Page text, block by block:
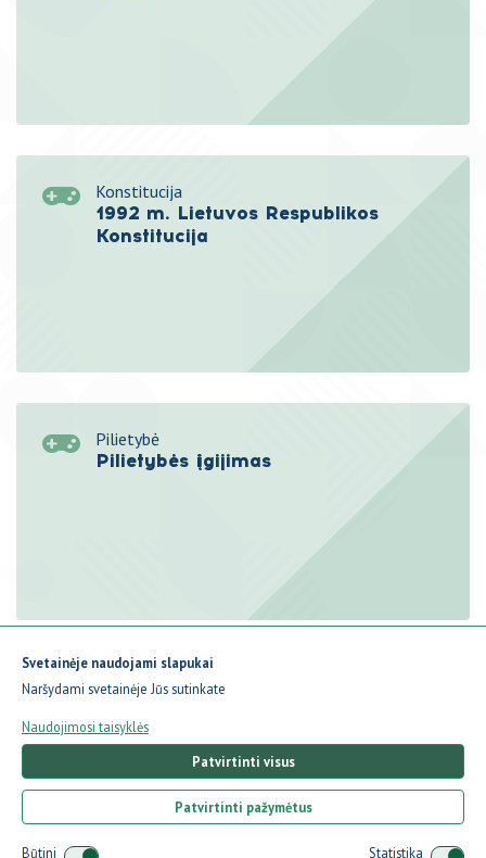
Konstitucija
1992 m. Lietuvos Respublikos
Konstitucija
Pilietybė
Pilietybės įgijimas
Svetainėje naudojami slapukai
Naršydami svetainėje Jūs sutinkate
Naudojimosi taisyklės
Patvirtinti visus
Patvirtinti pažymėtus
Būtini Statistika